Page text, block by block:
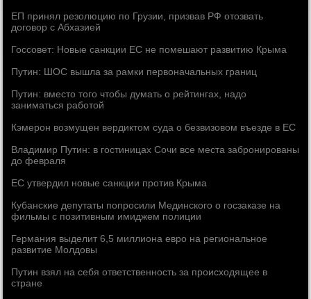
ЕП принял резолюцию по Грузии, призвав РФ отозвать
договор с Абхазией
Госсовет: Новые санкции ЕС не помешают развитию Крыма
Путин: ШОС вышла за рамки первоначальных границ
Путин: вместо того чтобы думать о рейтингах, надо
заниматься работой
Кэмерон возмущен вердиктом суда о безвизовом въезде в ЕС
Владимир Путин: в гостиницах Сочи все места забронированы
до февраля
ЕС утвердил новые санкции против Крыма
Кубанские депутаты попросили Мединского о госзаказе на
фильмы с позитивным имиджем полиции
Германия выделит 6,5 миллиона евро на региональное
развитие Молдовы
Путин взял на себя ответственность за происходящее в
стране